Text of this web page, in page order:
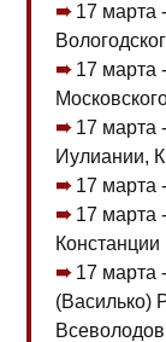
17 марта
17 марта
17 марта
Иулиании,
17 марта
17 марта
17 марта
(Василько)